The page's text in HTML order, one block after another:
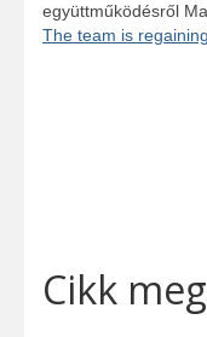
együttműködésről
The team is
Cikk